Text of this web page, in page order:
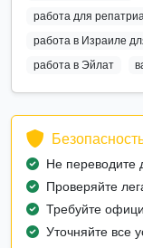
работа для
работа в Израиле
работа в Эйлат
Не переводите
Проверяйте
Требуйте
Уточняйте все